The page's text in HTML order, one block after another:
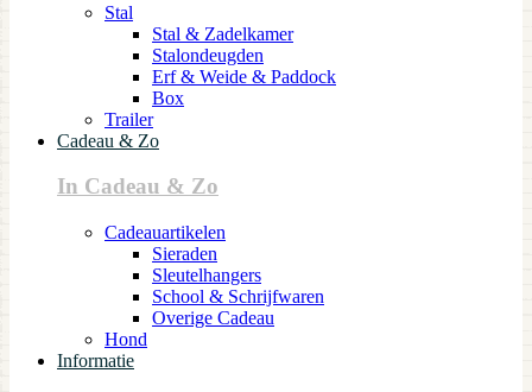
Stal
Stal & Zadelkamer
Stalondeugden
Erf & Weide & Paddock
Box
Trailer
Cadeau & Zo
In Cadeau & Zo
Cadeauartikelen
Sieraden
Sleutelhangers
School & Schrijfwaren
Overige Cadeau
Hond
Informatie